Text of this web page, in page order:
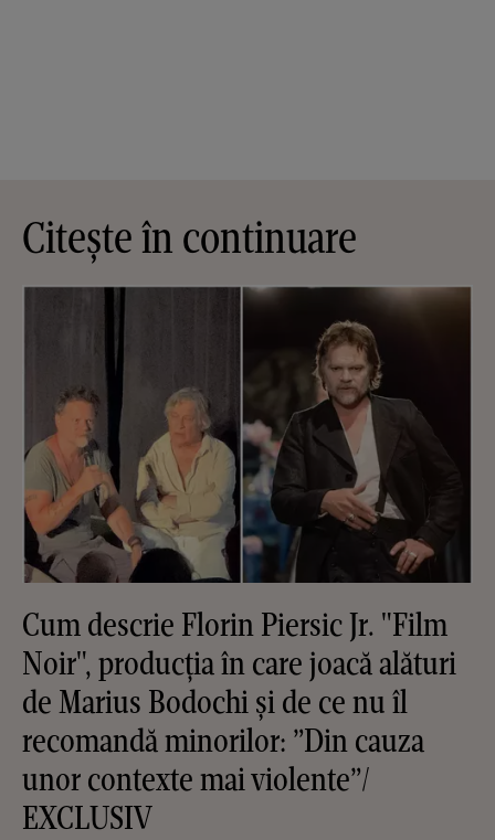
Citește în continuare
Cum descrie Florin Piersic Jr. "Film
Noir", producția în care joacă alături
de Marius Bodochi și de ce nu îl
recomandă minorilor: ”Din cauza
unor contexte mai violente”/
EXCLUSIV